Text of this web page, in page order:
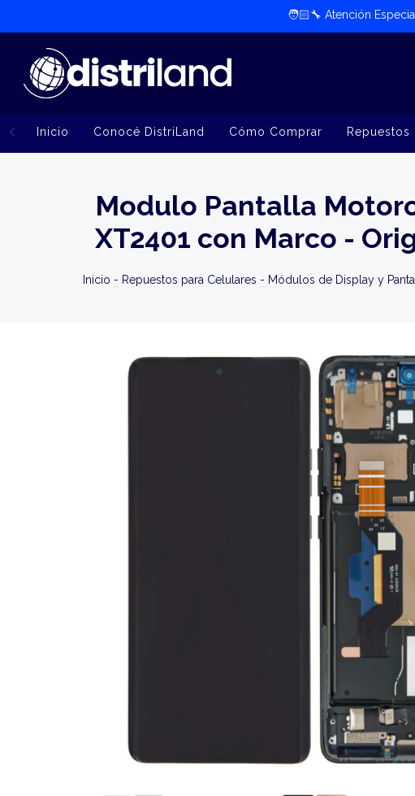
🧑🏻‍🔧​ Atención
Inicio Conocé DistriLand Cómo Comprar Repuestos
Modulo Pantalla
XT2401 con Marco -
Inicio - Repuestos para Celulares - Módulos de Display y